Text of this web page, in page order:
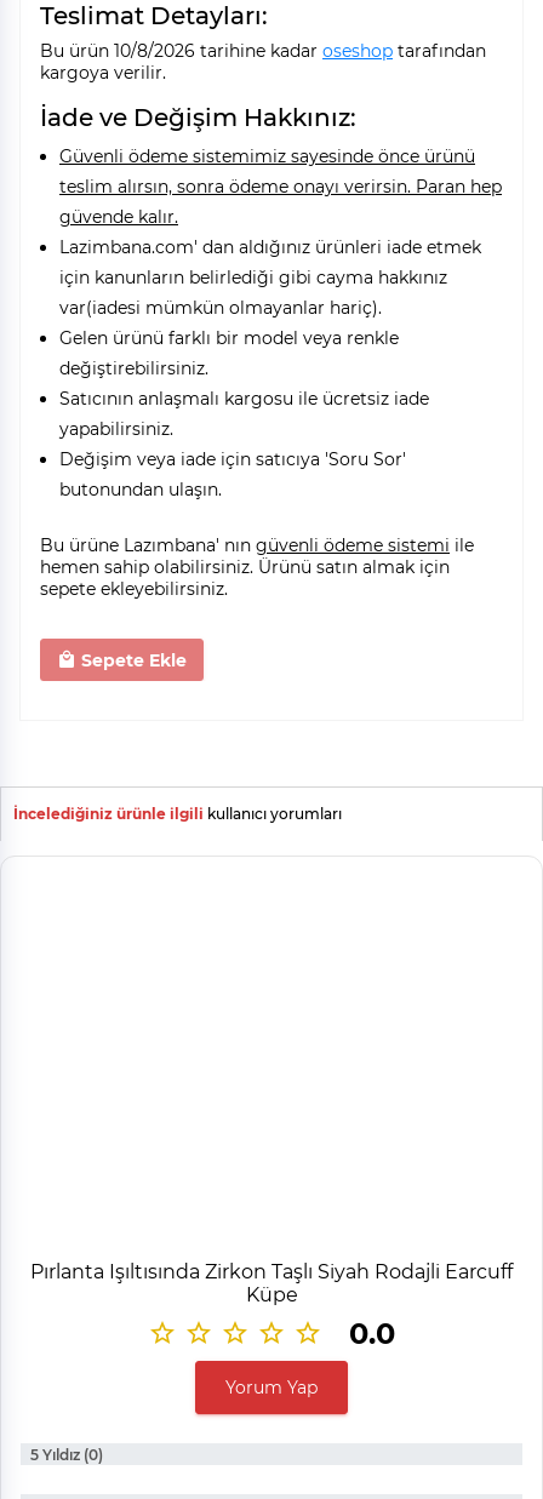
Teslimat Detayları:
Bu ürün 10/8/2026 tarihine kadar oseshop tarafından
kargoya verilir.
İade ve Değişim Hakkınız:
Güvenli ödeme sistemimiz sayesinde önce ürünü
teslim alırsın, sonra ödeme onayı verirsin. Paran hep
güvende kalır.
Lazimbana.com' dan aldığınız ürünleri iade etmek
için kanunların belirlediği gibi cayma hakkınız
var(iadesi mümkün olmayanlar hariç).
Gelen ürünü farklı bir model veya renkle
değiştirebilirsiniz.
Satıcının anlaşmalı kargosu ile ücretsiz iade
yapabilirsiniz.
Değişim veya iade için satıcıya 'Soru Sor'
butonundan ulaşın.
Bu ürüne Lazımbana' nın güvenli ödeme sistemi ile
hemen sahip olabilirsiniz. Ürünü satın almak için
sepete ekleyebilirsiniz.
Sepete Ekle
İncelediğiniz ürünle ilgili kullanıcı yorumları
Pırlanta Işıltısında Zirkon Taşlı Siyah Rodajli Earcuff
Küpe
0.0
Yorum Yap
5 Yıldız (0)